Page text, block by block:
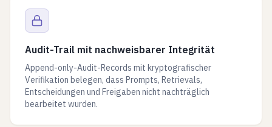
Audit-Trail mit nachweisbarer Integrität
Append-only-Audit-Records mit kryptografischer
Verifikation belegen, dass Prompts, Retrievals,
Entscheidungen und Freigaben nicht nachträglich
bearbeitet wurden.